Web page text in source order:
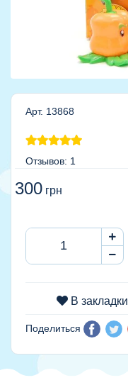
Арт. 13868
Отзывов: 1
300 грн
В закладки
Поделиться